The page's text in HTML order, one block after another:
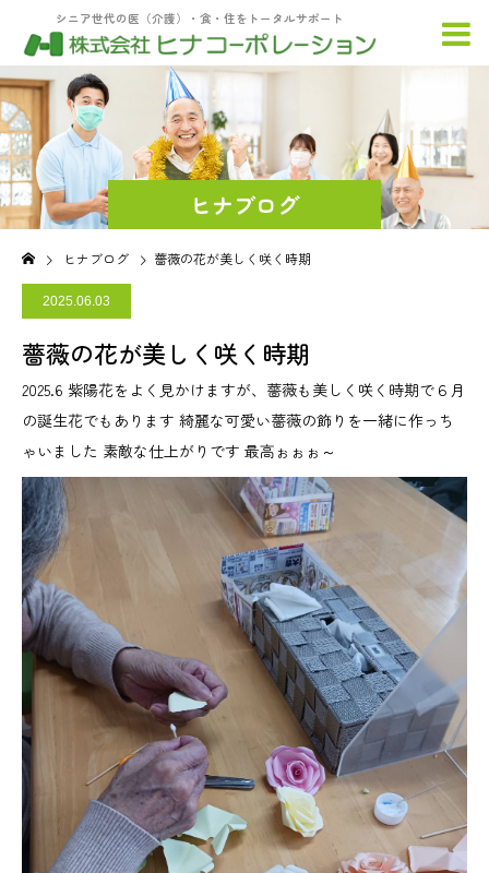
シニア世代の医（介護）・食・住をトータルサポート
ヒナブログ
ヒナブログ 薔薇の花が美しく咲く時期
2025.06.03
薔薇の花が美しく咲く時期
2025.6 紫陽花をよく見かけますが、薔薇も美しく咲く時期で６月
の誕生花でもあります 綺麗な可愛い薔薇の飾りを一緒に作っち
ゃいました 素敵な仕上がりです 最高ぉぉぉ～